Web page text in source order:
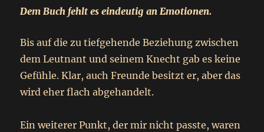
Dem Buch fehlt es eindeutig an Emotionen.
Bis auf die zu tiefgehende Beziehung zwischen
dem Leutnant und seinem Knecht gab es keine
Gefühle. Klar, auch Freunde besitzt er, aber das
wird eher flach abgehandelt.
Ein weiterer Punkt, der mir nicht passte, waren